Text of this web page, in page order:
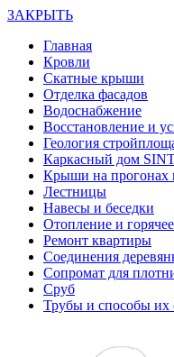
ЗАКРЫТЬ
Главная
Кровли
Скатные крыши
Отделка фасадов
Водоснабжение
Восстановление и
Геология
Каркасный дом
Крыши на прогонах
Лестницы
Навесы и беседки
Отопление и
Ремонт квартиры
Соединения
Сопромат для
Сруб
Трубы и способы их